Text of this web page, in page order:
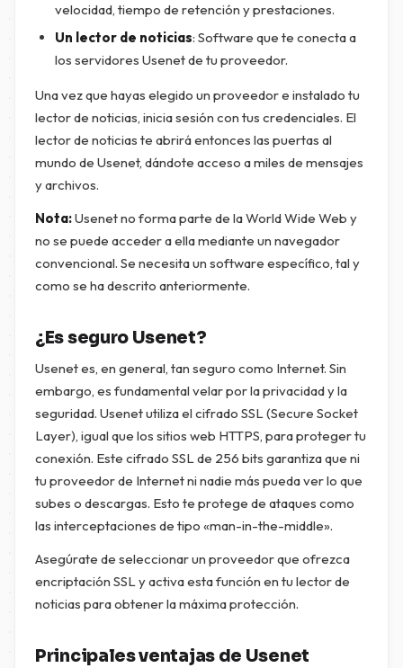
velocidad, tiempo de retención y prestaciones.
Un lector de noticias: Software que te conecta a
los servidores Usenet de tu proveedor.
Una vez que hayas elegido un proveedor e instalado tu
lector de noticias, inicia sesión con tus credenciales. El
lector de noticias te abrirá entonces las puertas al
mundo de Usenet, dándote acceso a miles de mensajes
y archivos.
Nota:Usenet no forma parte de la World Wide Web y
no se puede acceder a ella mediante un navegador
convencional. Se necesita un software específico, tal y
como se ha descrito anteriormente.
¿Es seguro Usenet?
Usenet es, en general, tan seguro como Internet. Sin
embargo, es fundamental velar por la privacidad y la
seguridad. Usenet utiliza el cifrado SSL (Secure Socket
Layer), igual que los sitios web HTTPS, para proteger tu
conexión. Este cifrado SSL de 256 bits garantiza que ni
tu proveedor de Internet ni nadie más pueda ver lo que
subes o descargas. Esto te protege de ataques como
las interceptaciones de tipo «man-in-the-middle».
Asegúrate de seleccionar un proveedor que ofrezca
encriptación SSL y activa esta función en tu lector de
noticias para obtener la máxima protección.
Principales ventajas de Usenet